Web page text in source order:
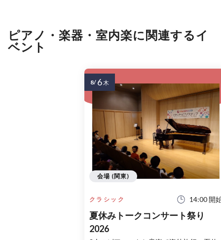
ピアノ・楽器・室内楽に関連するイ
ベント
クラシック 14:00 開
夏休みトークコンサート祭り
2026
会場 (関東)
8/ 6木